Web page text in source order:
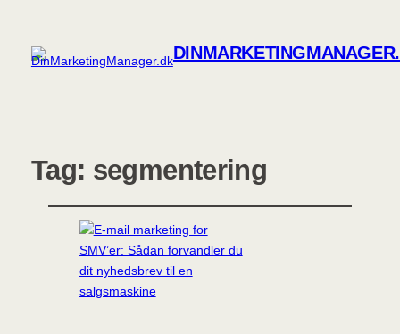
Tag: segmentering